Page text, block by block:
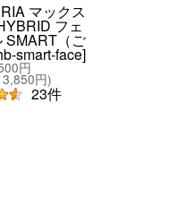
マックス
フェ
SMART（ご
smart-face]
円
3,850円)
23件